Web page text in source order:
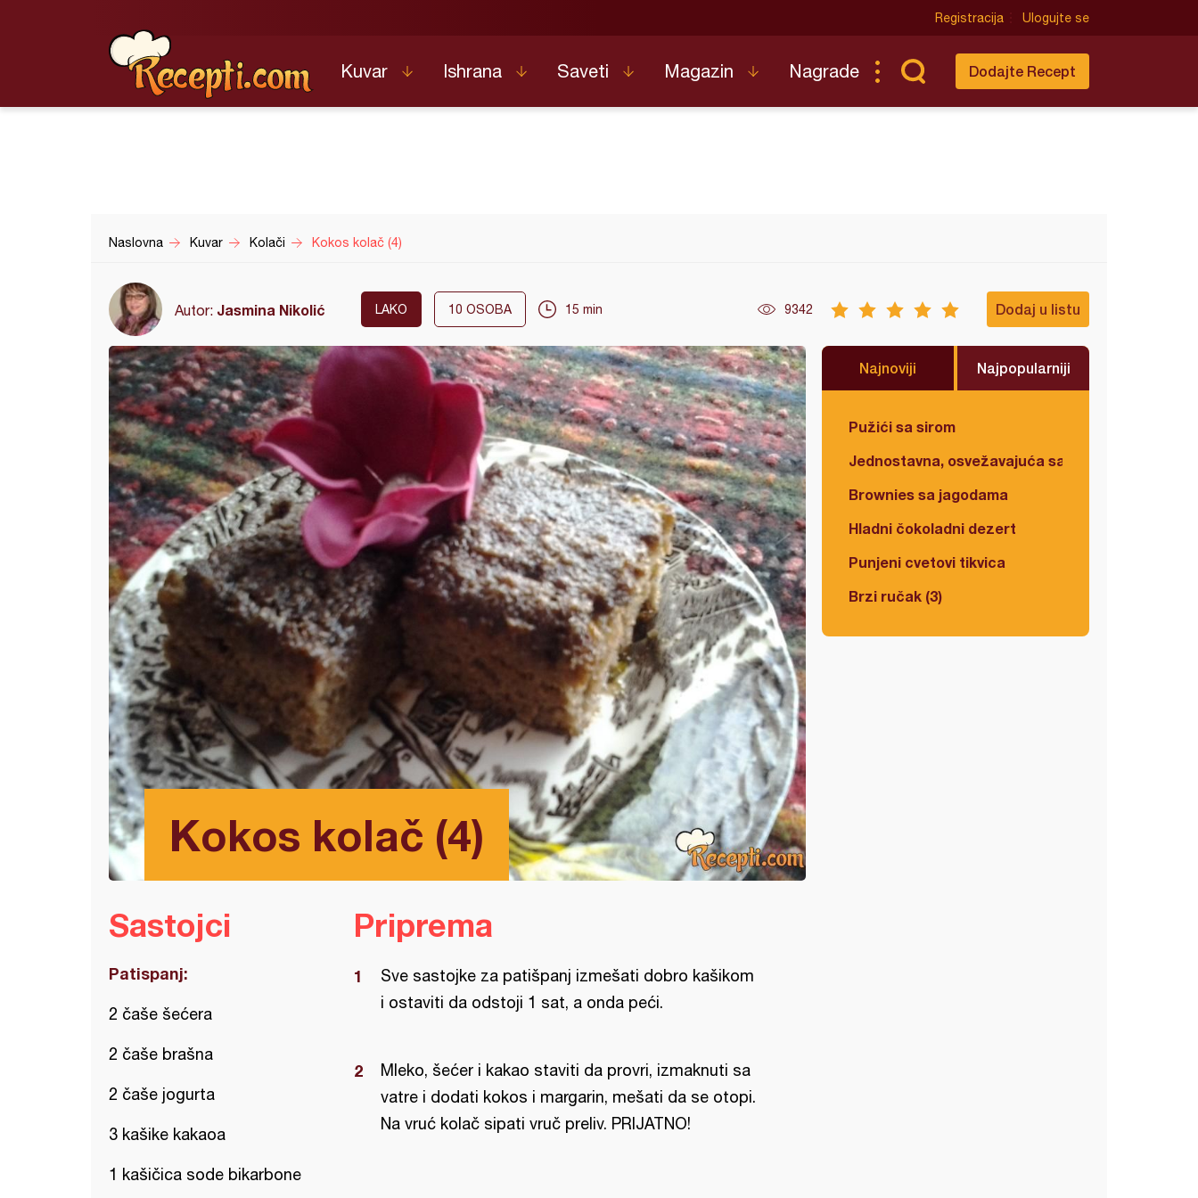
Registracija Ulogujte se
Kuvar Ishrana Saveti Magazin Nagrade Dodajte Recept
Naslovna Kuvar Kolači Kokos kolač (4)
Autor: Jasmina Nikolić LAKO 10 OSOBA 15 min 9342 Dodaj u listu
Kokos kolač (4)
Najnoviji Najpopularniji
Pužići sa sirom
Jednostavna, osvežavajuća salata
Brownies sa jagodama
Hladni čokoladni dezert
Punjeni cvetovi tikvica
Brzi ručak (3)
Sastojci
Patispanj:
2 čaše šećera
2 čaše brašna
2 čaše jogurta
3 kašike kakaoa
1 kašičica sode bikarbone
Priprema
Sve sastojke za patišpanj izmešati dobro kašikom
i ostaviti da odstoji 1 sat, a onda peći.
Mleko, šećer i kakao staviti da provri, izmaknuti sa
vatre i dodati kokos i margarin, mešati da se otopi.
Na vruć kolač sipati vruč preliv. PRIJATNO!